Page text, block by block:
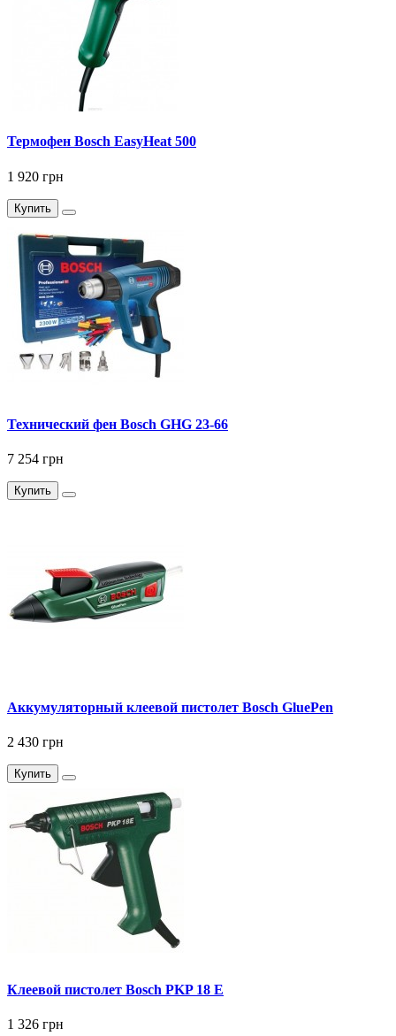
Термофен Bosch EasyHeat 500
1 920 грн
Купить
Технический фен Bosch GHG 23-66
7 254 грн
Купить
Аккумуляторный клеевой пистолет Bosch GluePen
2 430 грн
Купить
Клеевой пистолет Bosch PKP 18 E
1 326 грн